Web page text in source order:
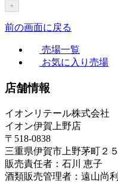
+
前の画面に戻る
売場一覧
お気に入り売場
店舗情報
イオンリテール株式会社
イオン伊賀上野店
〒518-0838
三重県伊賀市上野茅町２
販売責任者：石川 恵子
酒類販売管理者：遠山尚利